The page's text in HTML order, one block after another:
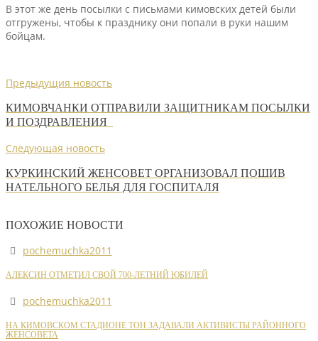
В этот же день посылки с письмами кимовских детей были
отгружены, чтобы к празднику они попали в руки нашим
бойцам.
Предыдущия новость
КИМОВЧАНКИ ОТПРАВИЛИ ЗАЩИТНИКАМ ПОСЫЛКИ
И ПОЗДРАВЛЕНИЯ
Следующая новость
КУРКИНСКИЙ ЖЕНСОВЕТ ОРГАНИЗОВАЛ ПОШИВ
НАТЕЛЬНОГО БЕЛЬЯ ДЛЯ ГОСПИТАЛЯ
ПОХОЖИЕ НОВОСТИ
pochemuchka2011
АЛЕКСИН ОТМЕТИЛ СВОЙ 700-ЛЕТНИЙ ЮБИЛЕЙ
pochemuchka2011
НА КИМОВСКОМ СТАДИОНЕ ТОН ЗАДАВАЛИ АКТИВИСТЫ РАЙОННОГО
ЖЕНСОВЕТА